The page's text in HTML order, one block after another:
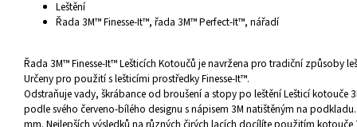
Leštění
Řada 3M™ Finesse-It™, řada 3M™ Perfect-It™, nářadí
Řada 3M™ Finesse-It™ Lešticích Kotoučů je navržena pro tradiční způsoby
Určeny pro použití s lešticími prostředky Finesse-It™.
Odstraňuje vady, škrábance od broušení a stopy po leštění Lešticí kotouče
podle svého červeno-bílého designu s nápisem 3M natištěným na